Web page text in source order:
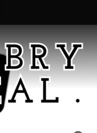
reklamacyjne i zwroty: